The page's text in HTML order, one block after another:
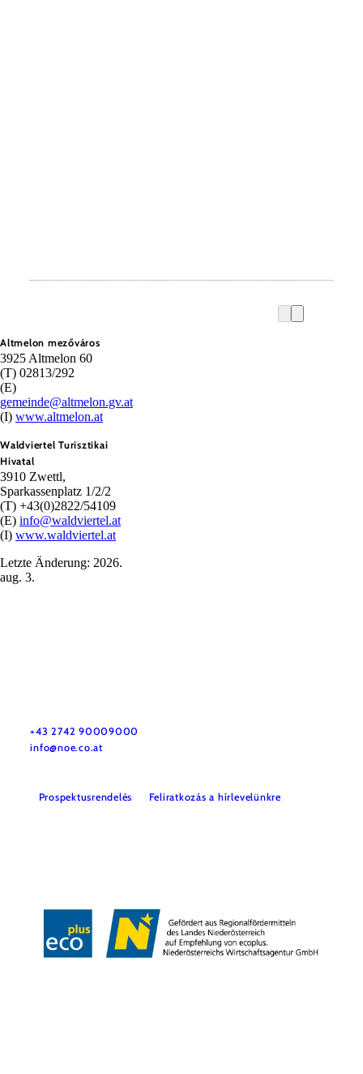
Altmelon mezőváros
3925 Altmelon 60
(T) 02813/292
(E)
gemeinde@altmelon.gv.at
(I) www.altmelon.at
Waldviertel Turisztikai
Hivatal
3910 Zwettl,
Sparkassenplatz 1/2/2
(T) +43(0)2822/54109
(E) info@waldviertel.at
(I) www.waldviertel.at
Letzte Änderung: 2026.
aug. 3.
+43 2742 90009000
info@noe.co.at
Prospektusrendelés Feliratkozás a hírlevelünkre